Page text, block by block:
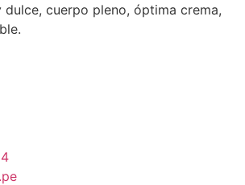
dulce, cuerpo pleno, óptima crema,